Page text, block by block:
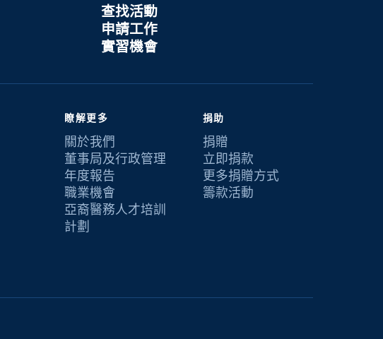
查找活動
申請工作
實習機會
瞭解更多
關於我們
董事局及行政管理
年度報告
職業機會
亞裔醫務人才培訓
計劃
捐助
捐贈
立即捐款
更多捐贈方式
籌款活動